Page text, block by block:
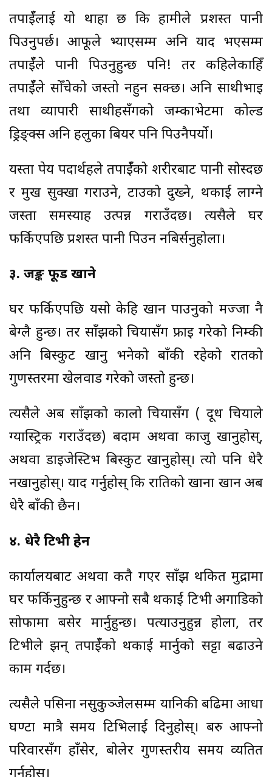
तपाईँलाई यो थाहा छ कि हामीले प्रशस्त पानी
पिउनुपर्छ। आफूले भ्याएसम्म अनि याद भएसम्म
तपाईँले पानी पिउनुहुन्छ पनि! तर कहिलेकाहिँ
तपाईँले सोँचेको जस्तो नहुन सक्छ। अनि साथीभाइ
तथा व्यापारी साथीहरूसँगको जम्काभेटमा कोल्ड
ड्रिङ्क्स अनि हलुका बियर पनि पिउनैपर्यो।
यस्ता पेय पदार्थहरूले तपाईँको शरीरबाट पानी सोस्दछ
र मुख सुक्खा गराउने, टाउको दुख्ने, थकाई लाग्ने
जस्ता समस्याहरू उत्पन्न गराउँदछ। त्यसैले घर
फर्किएपछि प्रशस्त पानी पिउन नबिर्सनुहोला।
३. जङ्क फूड खाने
घर फर्किएपछि यसो केहि खान पाउनुको मज्जा नै
बेग्लै हुन्छ। तर साँझको चियासँग फ्राइ गरेको निम्की
अनि बिस्कुट खानु भनेको बाँकी रहेको रातको
गुणस्तरमा खेलवाड गरेको जस्तो हुन्छ।
त्यसैले अब साँझको कालो चियासँग ( दूध चियाले
ग्यास्ट्रिक गराउँदछ) बदाम अथवा काजु खानुहोस्,
अथवा डाइजेस्टिभ बिस्कुट खानुहोस्। त्यो पनि धेरै
नखानुहोस्। याद गर्नुहोस् कि रातिको खाना खान अब
धेरै बाँकी छैन।
४. धेरै टिभी हेर्ने
कार्यालयबाट अथवा कतै गएर साँझ थकित मुद्रामा
घर फर्किनुहुन्छ र आफ्नो सबै थकाई टिभी अगाडिको
सोफामा बसेर मार्नुहुन्छ। पत्याउनुहुन्न होला, तर
टिभीले झन् तपाईँको थकाई मार्नुको सट्टा बढाउने
काम गर्दछ।
त्यसैले पसिना नसुकुञ्जेलसम्म यानिकी बढिमा आधा
घण्टा मात्रै समय टिभिलाई दिनुहोस्। बरु आफ्नो
परिवारसँग हाँसेर, बोलेर गुणस्तरीय समय व्यतित